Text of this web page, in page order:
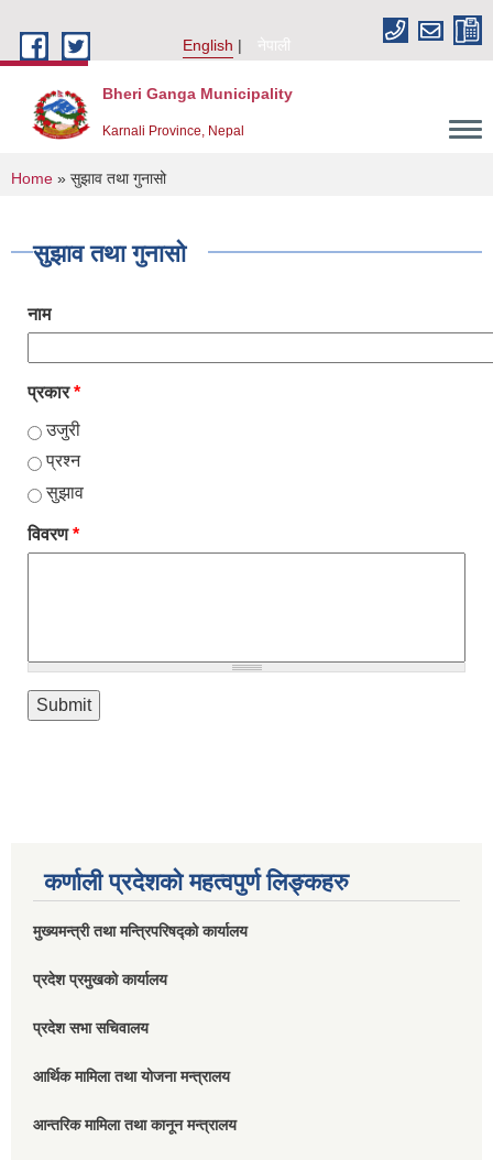
English
नेपाली
Bheri Ganga Municipality
Karnali Province, Nepal
You are here
Home » सुझाव तथा गुनासो
सुझाव तथा गुनासो
नाम
प्रकार*
उजुरी
प्रश्न
सुझाव
विवरण*
कर्णाली प्रदेशको महत्वपुर्ण लिङ्कहरु
मुख्यमन्त्री तथा मन्त्रिपरिषद्को कार्यालय
प्रदेश प्रमुखको कार्यालय
प्रदेश सभा सचिवालय
आर्थिक मामिला तथा योजना मन्त्रालय
आन्तरिक मामिला तथा कानून मन्त्रालय